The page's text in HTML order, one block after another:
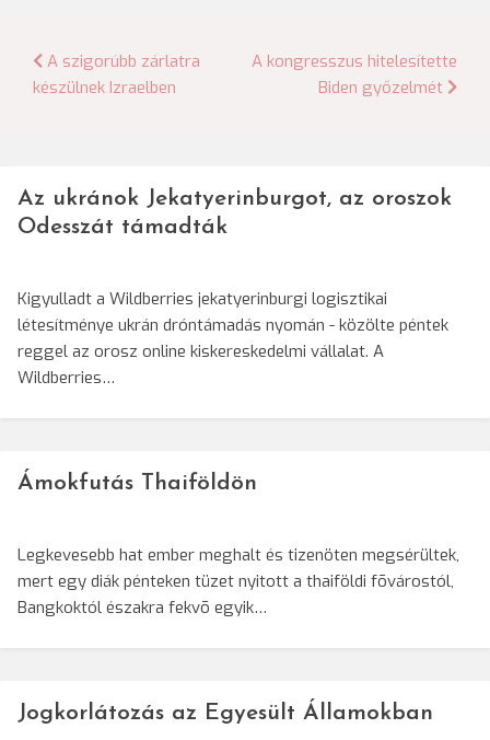
Bejegyzés
A szigorúbb zárlatra
készülnek Izraelben
A kongresszus hitelesítette
Biden győzelmét
Az ukránok Jekatyerinburgot, az oroszok
Odesszát támadták
Kigyulladt a Wildberries jekatyerinburgi logisztikai
létesítménye ukrán dróntámadás nyomán - közölte péntek
reggel az orosz online kiskereskedelmi vállalat. A
Wildberries…
Ámokfutás Thaiföldön
Legkevesebb hat ember meghalt és tizenöten megsérültek,
mert egy diák pénteken tüzet nyitott a thaiföldi fõvárostól,
Bangkoktól északra fekvõ egyik…
Jogkorlátozás az Egyesült Államokban